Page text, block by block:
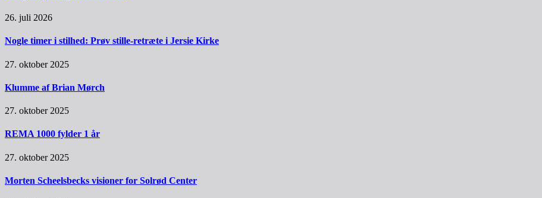
26. juli 2026
Nogle timer i stilhed: Prøv stille-retræte i Jersie Kirke
27. oktober 2025
Klumme af Brian Mørch
27. oktober 2025
REMA 1000 fylder 1 år
27. oktober 2025
Morten Scheelsbecks visioner for Solrød Center